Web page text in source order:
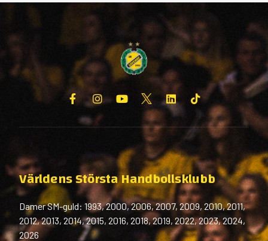
Världens Största Handbollsklubb
Damer SM-guld: 1993, 2000, 2006, 2007, 2009, 2010, 2011,
2012, 2013, 2014, 2015, 2016, 2018, 2019, 2022, 2023, 2024,
2026